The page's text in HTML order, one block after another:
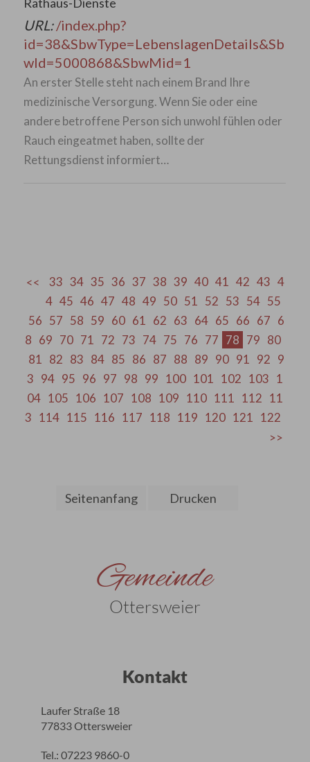
URL:/index.php?
id=38&SbwType=LebenslagenDetails&Sb
wId=5000868&SbwMid=1
An erster Stelle steht nach einem Brand Ihre
medizinische Versorgung. Wenn Sie oder eine
andere betroffene Person sich unwohl fühlen oder
Rauch eingeatmet haben, sollte der
Rettungsdienst informiert…
33 34 35 36 37 38 39 40 41 42 43 4
4 45 46 47 48 49 50 51 52 53 54 55
56 57 58 59 60 61 62 63 64 65 66 67 6
8 69 70 71 72 73 74 75 76 77 78 79 80
81
82 83 84 85 86 87 88 89 90 91 92 9
3 94 95 96 97 98 99 100 101 102 103 1
04 105 106 107 108 109 110 111 112 11
3 114 115 116 117 118 119 120 121 122
Seitenanfang Drucken
Gemeinde
Ottersweier
Kontakt
Laufer Straße 18
77833 Ottersweier
Tel.: 07223 9860-0